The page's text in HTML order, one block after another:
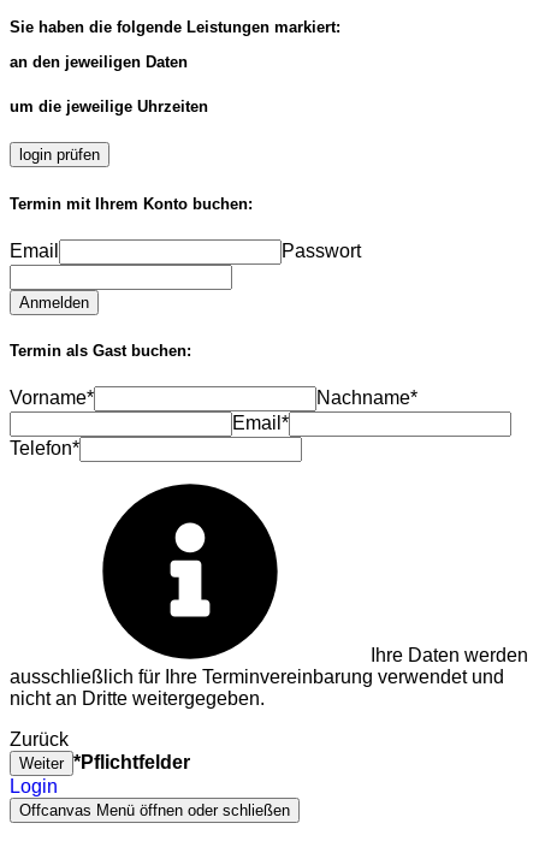
Sie haben die folgende Leistungen markiert:
an den jeweiligen Daten
um die jeweilige Uhrzeiten
login prüfen
Termin mit Ihrem Konto buchen:
Email Passwort
Anmelden
Termin als Gast buchen:
Vorname*
Nachname*
Email*
Telefon*
Ihre Daten werden
ausschließlich für Ihre Terminvereinbarung verwendet und
nicht an Dritte weitergegeben.
Zurück
Weiter *Pflichtfelder
Login
Offcanvas Menü öffnen oder schließen